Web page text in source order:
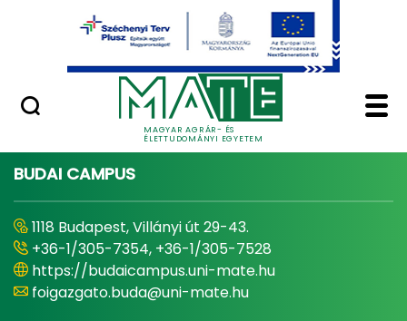
Ugrás a fő tartalomhoz
MAGYAR AGRÁR- ÉS
ÉLETTUDOMÁNYI EGYETEM
Minőségügy
Home - Magyar
BUDAI CAMPUS
1118 Budapest, Villányi út 29-43.
+36-1/305-7354, +36-1/305-7528
https://budaicampus.uni-mate.hu
foigazgato.buda@uni-mate.hu